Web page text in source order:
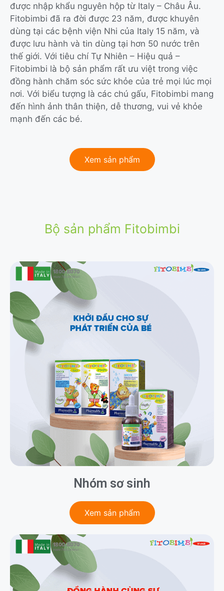
được nhập khẩu nguyên hộp từ Italy – Châu Âu.
Fitobimbi đã ra đời được 23 năm, được khuyên
dùng tại các bệnh viện Nhi của Italy 15 năm, và
được lưu hành và tin dùng tại hơn 50 nước trên
thế giới. Với tiêu chí Tự Nhiên – Hiệu quả –
Fitobimbi là bộ sản phẩm rất ưu việt trong việc
đồng hành chăm sóc sức khỏe của trẻ mọi lúc mọi
nơi. Với biểu tượng là các chú gấu, Fitobimbi mang
đến hình ảnh thân thiện, dễ thương, vui vẻ khỏe
mạnh đến các bé.
Xem sản phẩm
Bộ sản phẩm Fitobimbi
Nhóm sơ sinh
Xem sản phẩm